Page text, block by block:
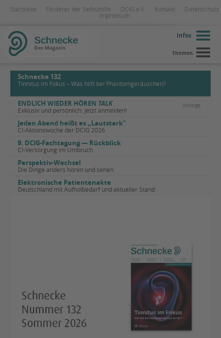
Startseite Förderer der Selbsthilfe DCIG e.V. Kontakt
Datenschutz
Impressum
Infos
Themen
Schnecke 132
Tinnitus im Fokus – Was hilft bei Phantomgeräuschen?
Anzeige
ENDLICH WIEDER HÖREN TALK
Exklusiv und persönlich: Jetzt anmelden!
Jeden Abend heißt es „Lautstark"
CI-Aktionswoche der DCIG 2026
9. DCIG-Fachtagung — Rückblick
CI-Versorgung im Umbruch
Perspektiv-Wechsel
Die Dinge anders hören und sehen
Elektronische Patientenakte
Deutschland mit Aufholbedarf und aktueller Stand